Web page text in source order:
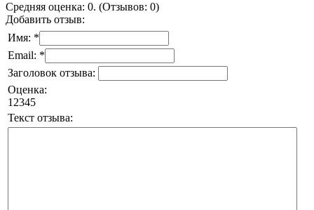
Средняя оценка: 0. (Отзывов: 0)
Добавить отзыв:
Имя: *
Email: *
Заголовок отзыва:
Оценка:
1 2345
Текст отзыва: